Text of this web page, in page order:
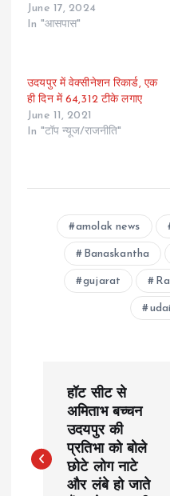
June 17, 2024
In "आसपास"
उदयपुर में वेक्सीनेशन रिकार्ड, एक
ही दिन में 64,312 टीके लगाए
June 11, 2021
In "टॉप न्यूज/राजनीति"
amolak news
Banaskantha
gujarat
s
हॉट सीट से
अमिताभ बच्चन
उदयपुर की
प्रतिभा को बोले
छोटे लोग नाटे
और लंबे हो जाते